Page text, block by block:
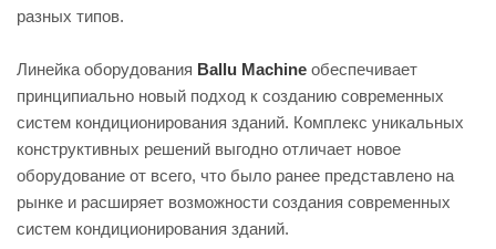
разных типов.
Линейка оборудования Ballu Machine обеспечивает
принципиально новый подход к созданию современных
систем кондиционирования зданий. Комплекс уникальных
конструктивных решений выгодно отличает новое
оборудование от всего, что было ранее представлено на
рынке и расширяет возможности создания современных
систем кондиционирования зданий.